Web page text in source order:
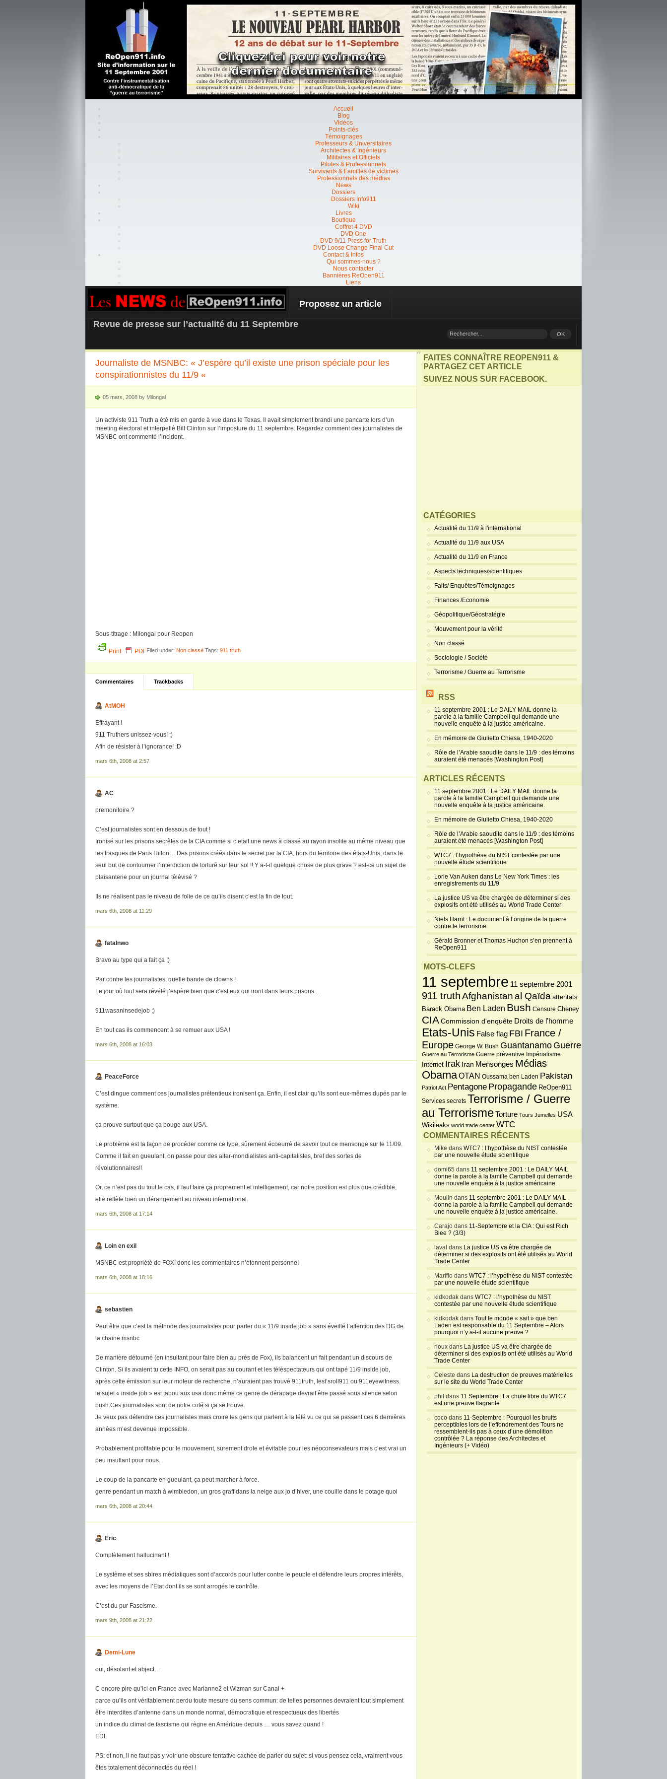
Accueil
Blog
Vidéos
Points-clés
Témoignages
Professeurs & Universitaires
Architectes & Ingénieurs
Militaires et Officiels
Pilotes & Professionnels
Survivants & Familles de victimes
Professionnels des médias
News
Dossiers
Dossiers Info911
Wiki
Livres
Boutique
Coffret 4 DVD
DVD One
DVD 9/11 Press for Truth
DVD Loose Change Final Cut
Contact & Infos
Qui sommes-nous ?
Nous contacter
Bannières ReOpen911
Liens
REOPEN911 – NEWS
Proposez un article
Revue de presse sur l’actualité du 11 Septembre
Journaliste de MSNBC: « J’espère qu’il existe une prison spéciale pour les
conspirationnistes du 11/9 «
05 mars, 2008 by Milongal
Un activiste 911 Truth a été mis en garde à vue dans le Texas. Il avait simplement brandi une pancarte lors d’un
meeting électoral et interpellé Bill Clinton sur l’imposture du 11 septembre. Regardez comment des journalistes de
MSNBC ont commenté l’incident.
Sous-titrage : Milongal pour Reopen
Print PDFFiled under: Non classé Tags: 911 truth
Commentaires Trackbacks
AtMOH
Effrayant !
911 Truthers unissez-vous! ;)
Afin de résister à l’ignorance! :D
mars 6th, 2008 at 2:57
AC
premonitoire ?
C’est journalistes sont en dessous de tout !
Ironisé sur les prisons secrêtes de la CIA comme si c’etait une news à classé au rayon insolite au même niveau que
les frasques de Paris Hilton… Des prisons créés dans le secret par la CIA, hors du territoire des états-Unis, dans le
seul but de contourner l’interdiction de torturé sur leur sol !! Y a-t-il quelque chose de plus grave ? est-ce un sujet de
plaisanterie pour un journal télévisé ?
Ils ne réalisent pas le niveau de folie de ce qu’ils disent c’est la fin de tout.
mars 6th, 2008 at 11:29
fatalnwo
Bravo au type qui a fait ça ;)
Par contre les journalistes, quelle bande de clowns !
Le jour où tout sera révélé j’espère bien que c’est eux qui iront dans leurs prisons …
911wasaninsedejob ;)
En tout cas ils commencent à se remuer aux USA !
mars 6th, 2008 at 16:03
PeaceForce
C’est dingue comment ces journalistes prétentieux ironisent ça. Enfin, il est clair qu’ils sont eux-mêmes dupés par le
système.
ça prouve surtout que ça bouge aux USA.
Le problème est la façon de procéder comme ce type, sûrement écoeurré de savoir tout ce mensonge sur le 11/09.
Comme il fait en gueulant, on passe pour des alter-mondialistes anti-capitalistes, bref des sortes de
révolutionnaires!!
Or, ce n’est pas du tout le cas, il faut faire ça proprement et intelligement, car notre position est plus que crédible,
elle reflète bien un dérangement au niveau international.
mars 6th, 2008 at 17:14
Loin en exil
MSNBC est propriété de FOX! donc les commentaires n’étonnent personne!
mars 6th, 2008 at 18:16
sebastien
Peut être que c’est la méthode des journalistes pour parler du « 11/9 inside job » sans éveillé l’attention des DG de
la chaine msnbc
De manière détourné (en insultant pour faire bien au près de Fox), ils balancent un fait pendant un discours de
Clinton. Si ils avaient tu cette INFO, on serait pas au courant et les téléspectateurs qui ont tapé 11/9 inside job,
après cette émission sur leur moteur de recherche, n’auraient pas trouvé 911truth, lest’sroll911 ou 911eyewitness.
le sujet « inside job » est tabou aux usa donc même ce genre de dérapage devrait être passé sous silence selon
bush.Ces journalistes sont de notre coté si ça se trouve.
Je veux pas défendre ces journalistes mais croire les gens qui parlent à la télé vu ce qui se passent ces 6 dernières
années m’est devenue impossible.
Probablement profitable pour le mouvement, surement drole et évitable pour les néoconsevateurs mais c’est vrai un
peu insultant pour nous.
Le coup de la pancarte en gueulant, ça peut marcher à force.
genre pendant un match à wimbledon, un gros graff dans la neige aux jo d’hiver, une couille dans le potage quoi
mars 6th, 2008 at 20:44
Eric
Complètement hallucinant !
Le système et ses sbires médiatiques sont d’accords pour lutter contre le peuple et défendre leurs propres intérêts,
avec les moyens de l’Etat dont ils se sont arrogés le contrôle.
C’est du pur Fascisme.
mars 9th, 2008 at 21:22
Demi-Lune
oui, désolant et abject…
C encore pire qu’ici en France avec Marianne2 et Wizman sur Canal +
parce qu’ils ont véritablement perdu toute mesure du sens commun: de telles personnes devraient tout simplement
être interdites d’antenne dans un monde normal, démocratique et respectueux des libertés
un indice du climat de fascisme qui règne en Amérique depuis … vous savez quand !
EDL
PS: et non, il ne faut pas y voir une obscure tentative cachée de parler du sujet: si vous pensez cela, vraiment vous
êtes totalement déconnectés du réel !
``
FAITES CONNAÎTRE REOPEN911 &
PARTAGEZ CET ARTICLE
SUIVEZ NOUS SUR FACEBOOK.
CATÉGORIES
Actualité du 11/9 à l'international
Actualité du 11/9 aux USA
Actualité du 11/9 en France
Aspects techniques/scientifiques
Faits/ Enquêtes/Témoignages
Finances /Economie
Géopolitique/Géostratégie
Mouvement pour la vérité
Non classé
Sociologie / Société
Terrorisme / Guerre au Terrorisme
RSS
11 septembre 2001 : Le DAILY MAIL donne la
parole à la famille Campbell qui demande une
nouvelle enquête à la justice américaine.
En mémoire de Giulietto Chiesa, 1940-2020
Rôle de l’Arabie saoudite dans le 11/9 : des témoins
auraient été menacés [Washington Post]
ARTICLES RÉCENTS
11 septembre 2001 : Le DAILY MAIL donne la
parole à la famille Campbell qui demande une
nouvelle enquête à la justice américaine.
En mémoire de Giulietto Chiesa, 1940-2020
Rôle de l’Arabie saoudite dans le 11/9 : des témoins
auraient été menacés [Washington Post]
WTC7 : l’hypothèse du NIST contestée par une
nouvelle étude scientifique
Lorie Van Auken dans Le New York Times : les
enregistrements du 11/9
La justice US va être chargée de déterminer si des
explosifs ont été utilisés au World Trade Center
Niels Harrit : Le document à l’origine de la guerre
contre le terrorisme
Gérald Bronner et Thomas Huchon s’en prennent à
ReOpen911
MOTS-CLEFS
11 septembre 11 septembre 2001
911 truthAfghanistanal Qaïda attentats
Barack Obama Ben Laden Bush Censure Cheney
CIA Commission d'enquête Droits de l'homme
Etats-Unis False flag FBI France /
Europe George W. Bush Guantanamo Guerre
Guerre au Terrorisme Guerre préventive Impérialisme
Internet Irak Iran Mensonges Médias
ObamaOTAN Oussama ben Laden Pakistan
Patriot Act Pentagone Propagande ReOpen911
Services secrets Terrorisme / Guerre
au TerrorismeTorture Tours Jumelles USA
Wikileaks world trade center WTC
COMMENTAIRES RÉCENTS
Mike dans WTC7 : l’hypothèse du NIST contestée
par une nouvelle étude scientifique
domi65 dans 11 septembre 2001 : Le DAILY MAIL
donne la parole à la famille Campbell qui demande
une nouvelle enquête à la justice américaine.
Moulin dans 11 septembre 2001 : Le DAILY MAIL
donne la parole à la famille Campbell qui demande
une nouvelle enquête à la justice américaine.
Carajo dans 11-Septembre et la CIA : Qui est Rich
Blee ? (3/3)
laval dans La justice US va être chargée de
déterminer si des explosifs ont été utilisés au World
Trade Center
Mariflo dans WTC7 : l’hypothèse du NIST contestée
par une nouvelle étude scientifique
kidkodak dans WTC7 : l’hypothèse du NIST
contestée par une nouvelle étude scientifique
kidkodak dans Tout le monde « sait » que ben
Laden est responsable du 11 Septembre – Alors
pourquoi n’y a-t-il aucune preuve ?
rioux dans La justice US va être chargée de
déterminer si des explosifs ont été utilisés au World
Trade Center
Celeste dans La destruction de preuves matérielles
sur le site du World Trade Center
phil dans 11 Septembre : La chute libre du WTC7
est une preuve flagrante
coco dans 11-Septembre : Pourquoi les bruits
perceptibles lors de l’effondrement des Tours ne
ressemblent-ils pas à ceux d’une démolition
contrôlée ? La réponse des Architectes et
Ingénieurs (+ Vidéo)